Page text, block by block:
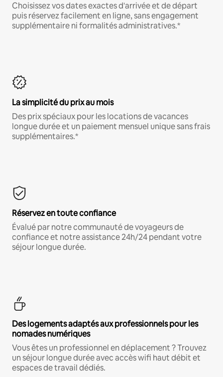
Choisissez vos dates exactes d'arrivée et de départ
puis réservez facilement en ligne, sans engagement
supplémentaire ni formalités administratives.*
La simplicité du prix au mois
Des prix spéciaux pour les locations de vacances
longue durée et un paiement mensuel unique sans frais
supplémentaires.*
Réservez en toute confiance
Évalué par notre communauté de voyageurs de
confiance et notre assistance 24h/24 pendant votre
séjour longue durée.
Des logements adaptés aux professionnels pour les
nomades numériques
Vous êtes un professionnel en déplacement ? Trouvez
un séjour longue durée avec accès wifi haut débit et
espaces de travail dédiés.